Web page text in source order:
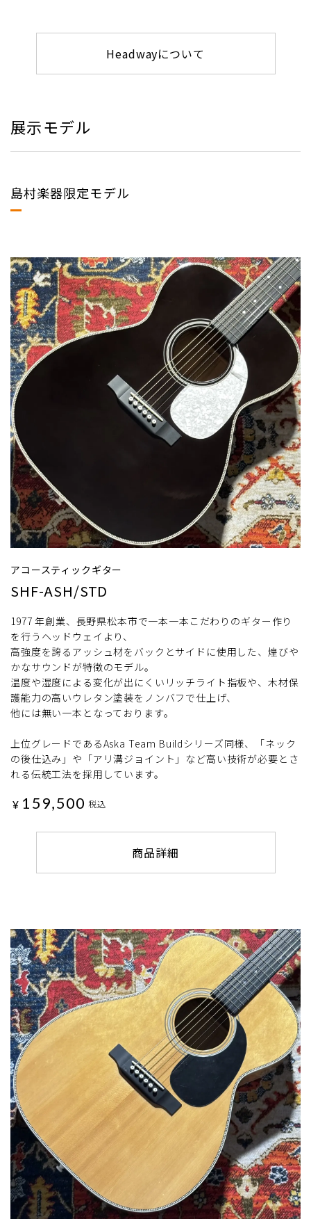
Headwayについて
展示モデル
島村楽器限定モデル
アコースティックギター
SHF-ASH/STD
1977 年創業、長野県松本市で一本一本こだわりのギター作り
を行うヘッドウェイより、
高強度を誇るアッシュ材をバックとサイドに使用した、煌びや
かなサウンドが特徴のモデル。
温度や湿度による変化が出にくいリッチライト指板や、木材保
護能力の高いウレタン塗装をノンバフで仕上げ、
他には無い一本となっております。
上位グレードであるAska Team Buildシリーズ同様、「ネック
の後仕込み」や「アリ溝ジョイント」など高い技術が必要とさ
れる伝統工法を採用しています。
¥ 159,500 税込
商品詳細